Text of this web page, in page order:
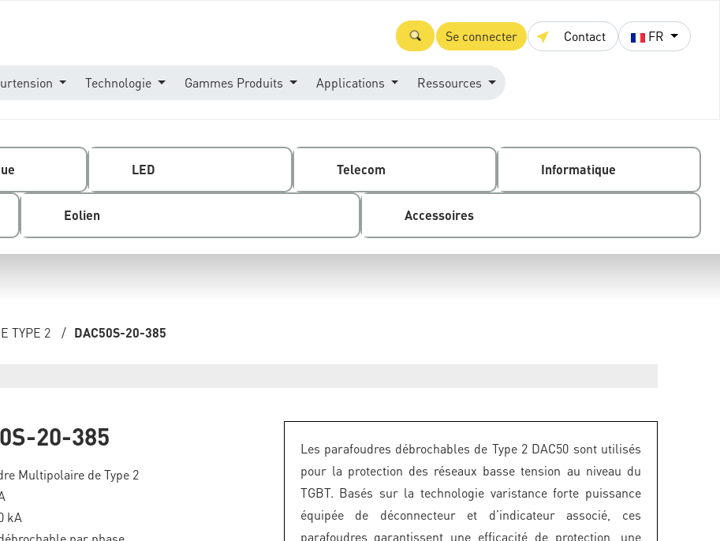
Se connecter Contact FR
Technologie Gammes Produits Applications Ressources
LED Telecom Informatique
Eolien Accessoires
TYPE 2 / DAC50S-20-385
20-385
Multipolaire de Type 2
kA
Les parafoudres débrochables de Type 2 DAC50 sont utilisés
pour la protection des réseaux basse tension au niveau du
TGBT. Basés sur la technologie varistance forte puissance
équipée de déconnecteur et d’indicateur associé, ces
parafoudres garantissent une efficacité de protection, une